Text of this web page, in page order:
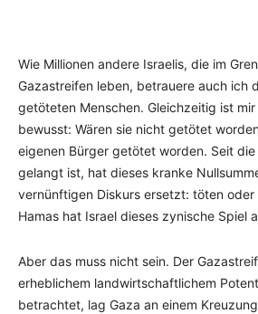
Wie Millionen andere Israelis, die im
Gazastreifen leben, betrauere auch ich
getöteten Menschen. Gleichzeitig ist
bewusst: Wären sie nicht getötet
eigenen Bürger getötet worden. Seit
gelangt ist, hat dieses kranke
vernünftigen Diskurs ersetzt: töten
Hamas hat Israel dieses zynische Spiel
Aber das muss nicht sein. Der
erheblichem landwirtschaftlichem
betrachtet, lag Gaza an einem